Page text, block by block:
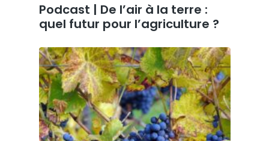
Podcast | De l’air à la terre :
quel futur pour l’agriculture ?